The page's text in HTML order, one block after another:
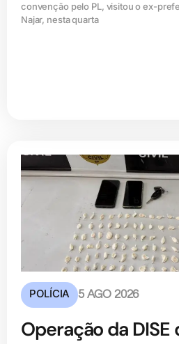
convenção pelo PL, visitou o ex-
Najar, nesta quarta
POLÍCIA 5 AGO 2026
Operação da